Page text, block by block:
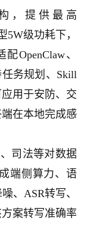
，提供最高
5W级功耗下，
OpenClaw、
任务规划、Skill
用于安防、交
在本地完成感
司法等对数据
端侧算力、语
、ASR转写、
案转写准确率